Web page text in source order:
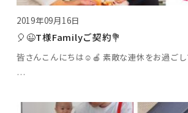
2019年09月16日
🎈😉T様Familyご契約💐
皆さんこんにちは☺🍎 素敵な連休をお過ご
…